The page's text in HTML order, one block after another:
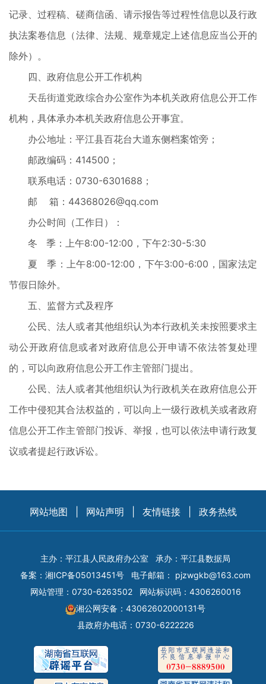
记录、过程稿、磋商信函、请示报告等过程性信息以及行政
执法案卷信息（法律、法规、规章规定上述信息应当公开的
除外）。
四、政府信息公开工作机构
天岳街道党政综合办公室作为本机关政府信息公开工作
机构，具体承办本机关政府信息公开事宜。
办公地址：平江县百花台大道东侧档案馆旁；
邮政编码：414500；
联系电话：0730-6301688；
邮 箱：44368026@qq.com
办公时间（工作日）：
冬 季：上午8:00-12:00，下午2:30-5:30
夏 季：上午8:00-12:00，下午3:00-6:00，国家法定
节假日除外。
五、监督方式及程序
公民、法人或者其他组织认为本行政机关未按照要求主
动公开政府信息或者对政府信息公开申请不依法答复处理
的，可以向政府信息公开工作主管部门提出。
公民、法人或者其他组织认为行政机关在政府信息公开
工作中侵犯其合法权益的，可以向上一级行政机关或者政府
信息公开工作主管部门投诉、举报，也可以依法申请行政复
议或者提起行政诉讼。
网站地图 网站声明 友情链接 政务热线
主办：平江县人民政府办公室
承办：平江县数据局
备案： 湘ICP备05013451号 电子邮箱： pjzwgkb@163.com
网站管理：0730-6263502
网站标识码：4306260016
湘公网安备：43062602000131号
县政府办电话：0730-6222226